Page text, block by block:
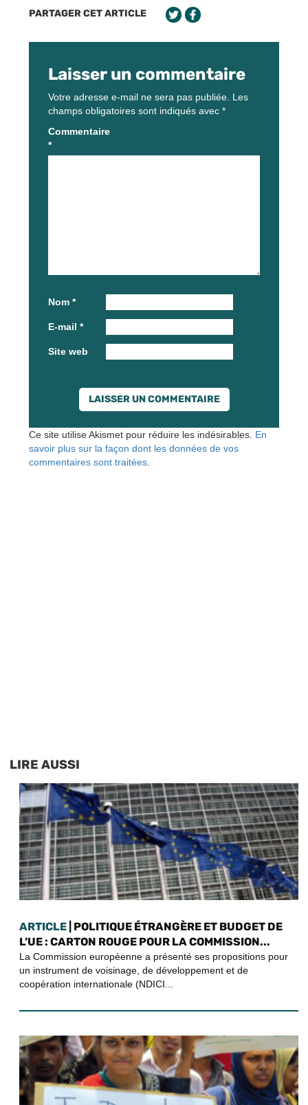
PARTAGER CET ARTICLE
Laisser un commentaire
Votre adresse e-mail ne sera pas publiée. Les
champs obligatoires sont indiqués avec *
Commentaire
*
Nom *
E-mail *
Site web
Ce site utilise Akismet pour réduire les indésirables. En
savoir plus sur la façon dont les données de vos
commentaires sont traitées.
LIRE AUSSI
ARTICLE | POLITIQUE ÉTRANGÈRE ET BUDGET DE
L’UE : CARTON ROUGE POUR LA COMMISSION...
La Commission européenne a présenté ses propositions pour
un instrument de voisinage, de développement et de
coopération internationale (NDICI...